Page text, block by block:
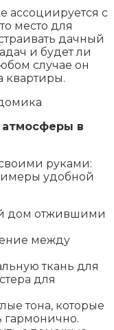
ассоциируется с
место для
дачный
и будет ли
случае он
квартиры.
в
руками:
удобной
дом отжившими
между
ткань для
для
тона, которые
гармонично.